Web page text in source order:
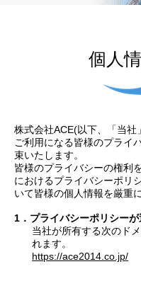
個人
株式会社ACE(以下、「当
ご利用になる皆様のプライ
束いたします。
皆様のプライバシーの権利
におけるプライバシーポリ
いて皆様の個人情報を厳重
プライバシーポリシー
当社が所有する次のド
れます。
https://ace2014.co.jp/